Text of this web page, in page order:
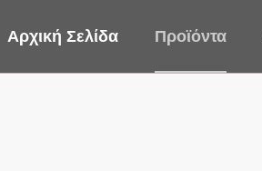
Αρχική Σελίδα Προϊόντα